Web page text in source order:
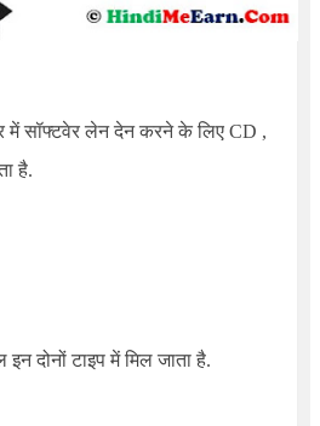
में सॉफ्टवेर लेन देन करने के लिए CD ,
है.
दोनों टाइप में मिल जाता है.